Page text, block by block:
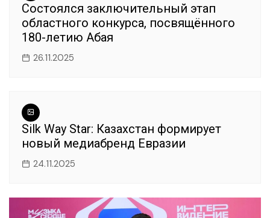
Cостоялся заключительный этап
областного конкурса, посвящённого
180-летию Абая
26.11.2025
Silk Way Star: Казахстан формирует
новый медиабренд Евразии
24.11.2025